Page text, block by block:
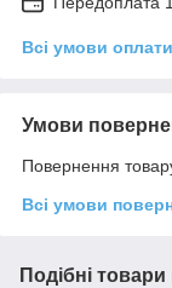
Всі умови оплати
Умови
Повернення
Всі умови
Подібні товари